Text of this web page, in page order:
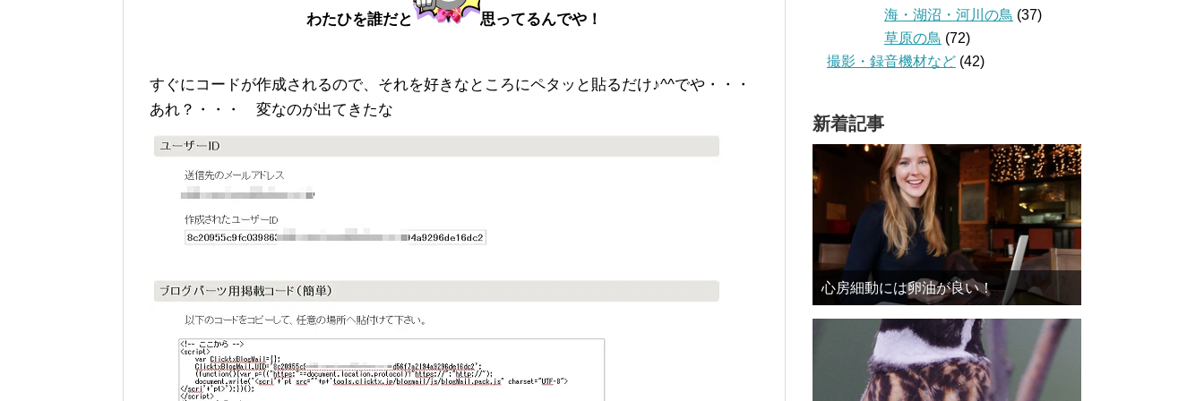
わたひを誰だと 思ってるんでや！
すぐにコードが作成されるので、それを好きなところにペタッと貼るだけ♪^^でや・・・
あれ？・・・ 変なのが出てきたな
海・湖沼・河川の鳥 (37)
草原の鳥 (72)
撮影・録音機材など (42)
新着記事
心房細動には卵油が良い！